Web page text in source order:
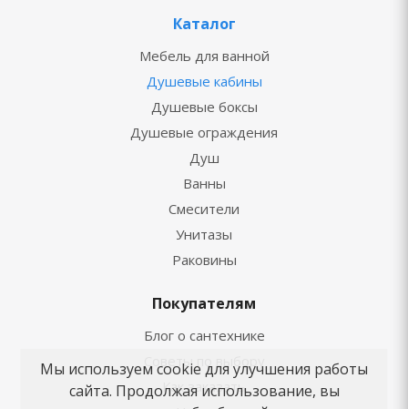
Каталог
Мебель для ванной
Душевые кабины
Душевые боксы
Душевые ограждения
Душ
Ванны
Смесители
Унитазы
Раковины
Покупателям
Блог о сантехнике
Советы по выбору
Как заказать
Мы используем cookie для улучшения работы
сайта. Продолжая использование, вы